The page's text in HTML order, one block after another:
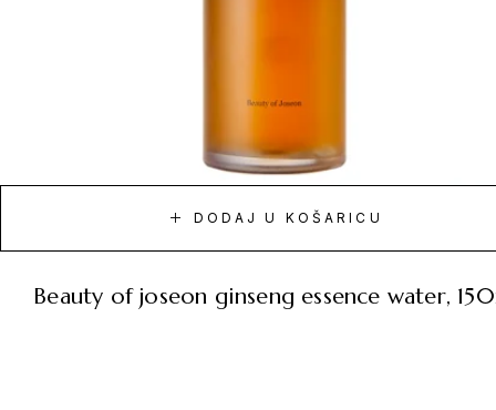
DODAJ U KOŠARICU
beauty of joseon ginseng essence water,